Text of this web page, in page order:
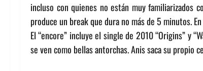
incluso con quienes no están muy familiarizados
produce un break que dura no más de 5 minutos.
El “encore” incluye el single de 2010 “Origins” y
se ven como bellas antorchas. Anis saca su propio